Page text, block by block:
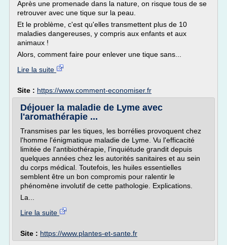
Après une promenade dans la nature, on risque tous de se
retrouver avec une tique sur la peau.
Et le problème, c'est qu'elles transmettent plus de 10
maladies dangereuses, y compris aux enfants et aux
animaux !
Alors, comment faire pour enlever une tique sans...
Lire la suite
Site : https://www.comment-economiser.fr
Déjouer la maladie de Lyme avec
l'aromathérapie ...
Transmises par les tiques, les borrélies provoquent chez
l'homme l'énigmatique maladie de Lyme. Vu l'efficacité
limitée de l'antibiothérapie, l'inquiétude grandit depuis
quelques années chez les autorités sanitaires et au sein
du corps médical. Toutefois, les huiles essentielles
semblent être un bon compromis pour ralentir le
phénomène involutif de cette pathologie. Explications.
La...
Lire la suite
Site : https://www.plantes-et-sante.fr